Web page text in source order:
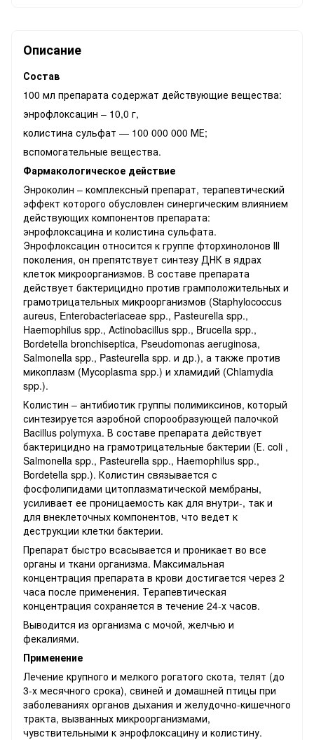
Описание
Состав
100 мл препарата содержат действующие вещества:
энрофлоксацин – 10,0 г,
колистина сульфат — 100 000 000 МЕ;
вспомогательные вещества.
Фармакологическое действие
Энроколин – комплексный препарат, терапевтический
эффект которого обусловлен синергическим влиянием
действующих компонентов препарата:
энрофлоксацина и колистина сульфата.
Энрофлоксацин относится к группе фторхинолонов ІІІ
поколения, он препятствует синтезу ДНК в ядрах
клеток микроорганизмов. В составе препарата
действует бактерицидно против грамположительных и
грамотрицательных микроорганизмов (Staphylococcus
aureus, Enterobacteriaceae spp., Pasteurella spp.,
Haemophilus spp., Actinobacillus spp., Brucella spp.,
Bordetella bronchiseptica, Pseudomonas aeruginosa,
Salmonella spp., Pasteurella spp. и др.), а также против
микоплазм (Mycoplasma spp.) и хламидий (Chlamydia
spp.).
Колистин – антибиотик группы полимиксинов, который
синтезируется аэробной спорообразующей палочкой
Bacillus polymyxa. В составе препарата действует
бактерицидно на грамотрицательные бактерии (Е. coli ,
Salmonella spp., Pasteurella spp., Haemophilus spp.,
Bordetella spp.). Колистин связывается с
фосфолипидами цитоплазматической мембраны,
усиливает ее проницаемость как для внутри-, так и
для внеклеточных компонентов, что ведет к
деструкции клетки бактерии.
Препарат быстро всасывается и проникает во все
органы и ткани организма. Максимальная
концентрация препарата в крови достигается через 2
часа после применения. Терапевтическая
концентрация сохраняется в течение 24-х часов.
Выводится из организма с мочой, желчью и
фекалиями.
Применение
Лечение крупного и мелкого рогатого скота, телят (до
3-х месячного срока), свиней и домашней птицы при
заболеваниях органов дыхания и желудочно-кишечного
тракта, вызванных микроорганизмами,
чувствительными к энрофлоксацину и колистину.